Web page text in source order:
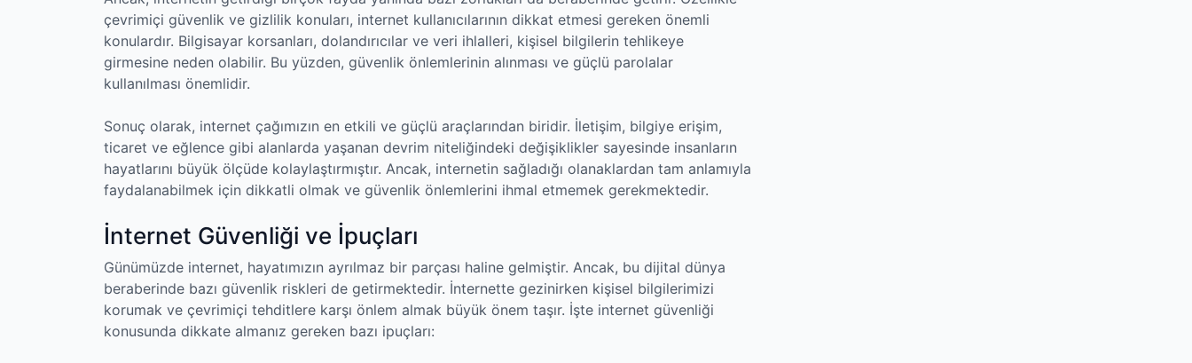
çevrimiçi güvenlik ve gizlilik konuları, internet kullanıcılarının dikkat etmesi gereken önemli
konulardır. Bilgisayar korsanları, dolandırıcılar ve veri ihlalleri, kişisel bilgilerin tehlikeye
girmesine neden olabilir. Bu yüzden, güvenlik önlemlerinin alınması ve güçlü parolalar
kullanılması önemlidir.
Sonuç olarak, internet çağımızın en etkili ve güçlü araçlarından biridir. İletişim, bilgiye erişim,
ticaret ve eğlence gibi alanlarda yaşanan devrim niteliğindeki değişiklikler sayesinde insanların
hayatlarını büyük ölçüde kolaylaştırmıştır. Ancak, internetin sağladığı olanaklardan tam anlamıyla
faydalanabilmek için dikkatli olmak ve güvenlik önlemlerini ihmal etmemek gerekmektedir.
İnternet Güvenliği ve İpuçları
Günümüzde internet, hayatımızın ayrılmaz bir parçası haline gelmiştir. Ancak, bu dijital dünya
beraberinde bazı güvenlik riskleri de getirmektedir. İnternette gezinirken kişisel bilgilerimizi
korumak ve çevrimiçi tehditlere karşı önlem almak büyük önem taşır. İşte internet güvenliği
konusunda dikkate almanız gereken bazı ipuçları: